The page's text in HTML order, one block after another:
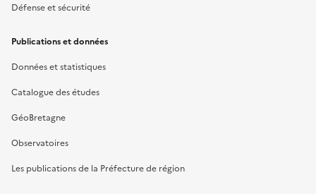
Défense et sécurité
Publications et données
Données et statistiques
Catalogue des études
GéoBretagne
Observatoires
Les publications de la Préfecture de région